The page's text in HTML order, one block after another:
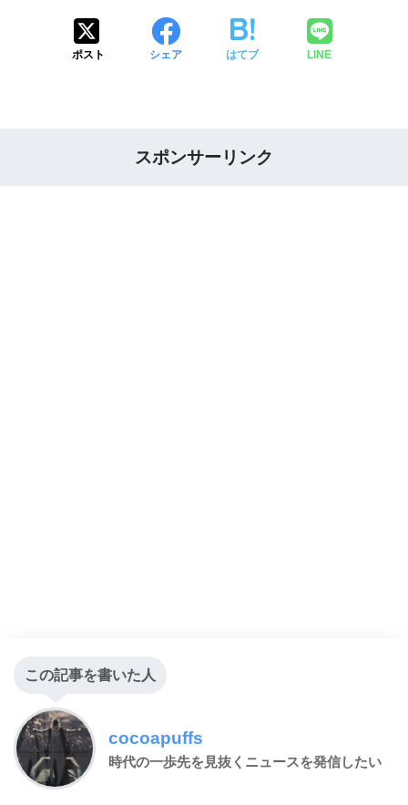
ポスト シェア はてブ LINE
スポンサーリンク
この記事を書いた人
cocoapuffs
時代の一歩先を見抜くニュースを発信したい